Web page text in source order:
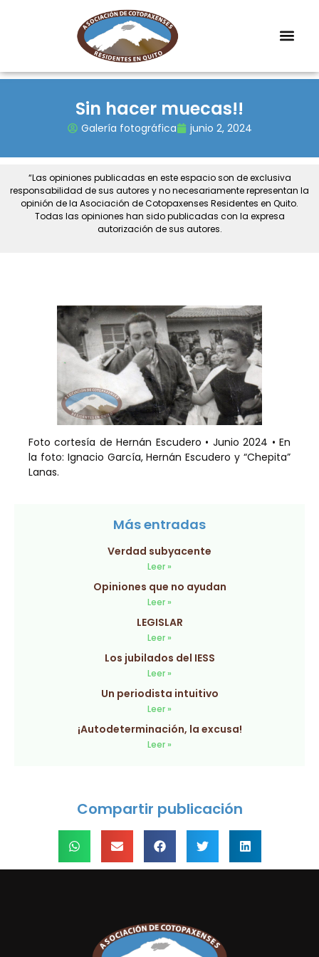
Sin hacer muecas!!
Galería fotográfica junio 2, 2024
“Las opiniones publicadas en este espacio son de exclusiva
responsabilidad de sus autores y no necesariamente representan la
opinión de la Asociación de Cotopaxenses Residentes en Quito.
Todas las opiniones han sido publicadas con la expresa
autorización de sus autores.
Foto cortesía de Hernán Escudero • Junio 2024 • En
la foto: Ignacio García, Hernán Escudero y “Chepita”
Lanas.
Más entradas
Verdad subyacente
Leer »
Opiniones que no ayudan
Leer »
LEGISLAR
Leer »
Los jubilados del IESS
Leer »
Un periodista intuitivo
Leer »
¡Autodeterminación, la excusa!
Leer »
Compartir publicación